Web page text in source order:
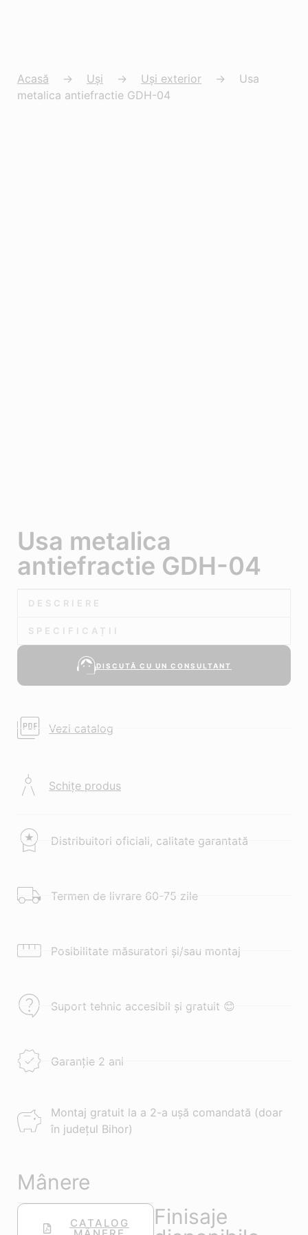
Acasă → Uși → Uși exterior →
Usa
metalica antiefractie GDH-04
Usa metalica
antiefractie GDH-04
DESCRIERE
SPECIFICAȚII
DISCUTĂ CU UN CONSULTANT
Vezi catalog
Schițe produs
Distribuitori oficiali, calitate garantată
Termen de livrare 60-75 zile
Posibilitate măsuratori și/sau montaj
Suport tehnic accesibil și gratuit 😊
Garanție 2 ani
Montaj gratuit la a 2-a ușă comandată (doar
în județul Bihor)
Mânere
CATALOG
Finisaje